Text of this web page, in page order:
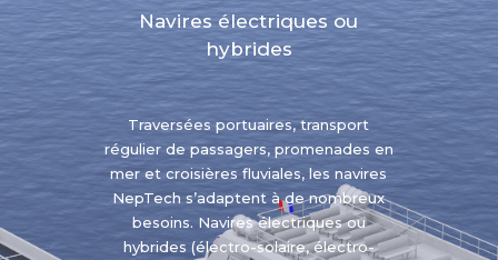
Navires électriques ou
hybrides
Traversées portuaires, transport
régulier de passagers, promenades en
mer et croisières fluviales, les navires
NepTech s’adaptent à de nombreux
besoins. Navires électriques ou
hybrides (électro-solaire, électro-